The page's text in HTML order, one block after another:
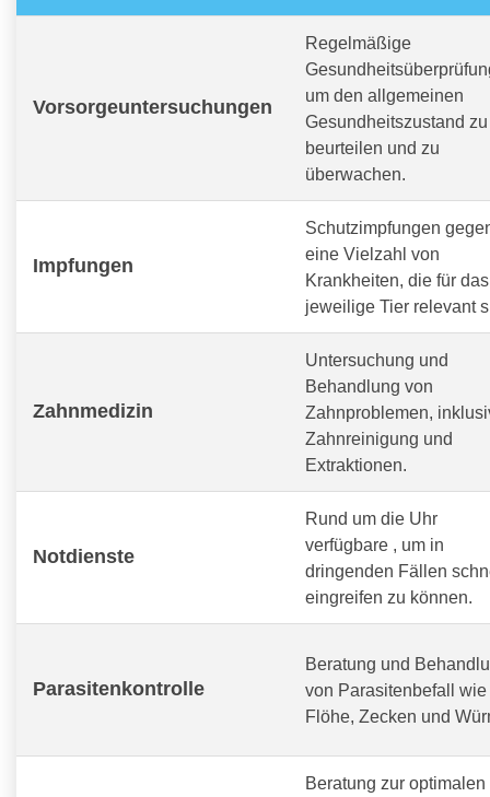
Vorsorgeuntersuchungen
Regelmäßige
um den allgemeinen
Gesundheitszustand zu
beurteilen und zu
überwachen.
Impfungen
Schutzimpfungen
eine Vielzahl von
Krankheiten, die für das
jeweilige Tier relevant
Zahnmedizin
Untersuchung und
Behandlung von
Zahnproblemen,
Zahnreinigung und
Extraktionen.
Notdienste
Rund um die Uhr
verfügbare , um in
dringenden Fällen
eingreifen zu können.
Parasitenkontrolle
Beratung und
von Parasitenbefall wie
Flöhe, Zecken und
Beratung zur optimalen